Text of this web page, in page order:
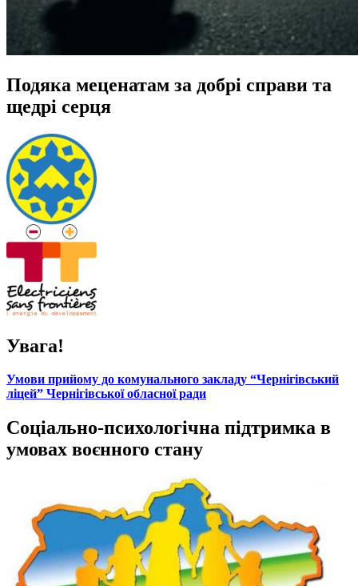
Подяка меценатам за добрі справи та
щедрі серця
Увага!
Умови прийому до комунального закладу “Чернігівський
ліцей” Чернігівської обласної ради
Соціально-психологічна підтримка в
умовах воєнного стану